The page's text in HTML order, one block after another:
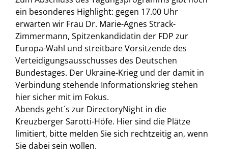
ein besonderes Highlight: gegen 17.00 Uhr
erwarten wir Frau Dr. Marie-Agnes Strack-
Zimmermann, Spitzenkandidatin der FDP zur
Europa-Wahl und streitbare Vorsitzende des
Verteidigungsausschusses des Deutschen
Bundestages. Der Ukraine-Krieg und der damit in
Verbindung stehende Informationskrieg stehen
hier sicher mit im Fokus.
Abends geht´s zur DirectoryNight in die
Kreuzberger Sarotti-Höfe. Hier sind die Plätze
limitiert, bitte melden Sie sich rechtzeitig an, wenn
Sie dabei sein wollen.